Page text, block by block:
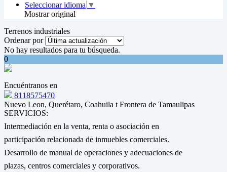
Seleccionar idioma ▼
Mostrar original
Terrenos industriales
Ordenar por
No hay resultados para tu búsqueda.
0
Encuéntranos en
8118575470
Nuevo Leon, Querétaro, Coahuila t Frontera de Tamaulipas
SERVICIOS:
Intermediación en la venta, renta o asociación en
participación relacionada de inmuebles comerciales.
Desarrollo de manual de operaciones y adecuaciones de
plazas, centros comerciales y corporativos.